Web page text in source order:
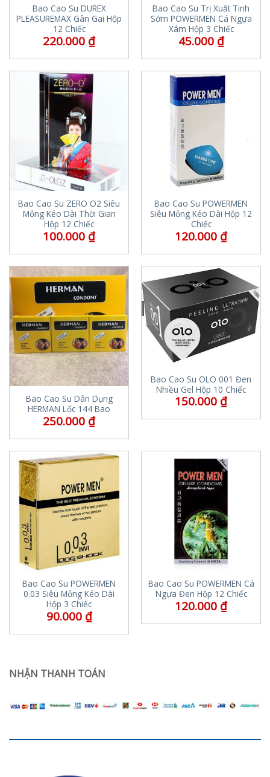
Bao Cao Su DUREX
PLEASUREMAX Gân Gai Hộp
12 Chiếc
220.000 ₫
Bao Cao Su Trị Xuất Tinh
Sớm POWERMEN Cá Ngựa
Xám Hộp 3 Chiếc
45.000 ₫
Bao Cao Su ZERO O2 Siêu
Mỏng Kéo Dài Thời Gian
Hộp 12 Chiếc
100.000 ₫
Bao Cao Su POWERMEN
Siêu Mỏng Kéo Dài Hộp 12
Chiếc
120.000 ₫
Bao Cao Su Dân Dụng
HERMAN Lốc 144 Bao
250.000 ₫
Bao Cao Su OLO 001 Đen
Nhiều Gel Hộp 10 Chiếc
150.000 ₫
Bao Cao Su POWERMEN
0.03 Siêu Mỏng Kéo Dài
Hộp 3 Chiếc
90.000 ₫
Bao Cao Su POWERMEN Cá
Ngựa Đen Hộp 12 Chiếc
120.000 ₫
NHẬN THANH TOÁN